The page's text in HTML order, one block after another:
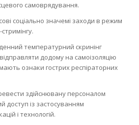
самоврядування.
соціально значемі заходи в режим
температурний скринінг
додому на самоізоляцію
мають ознаки гострих респіраторних
здійснювану персоналом
доступ із застосуванням
і технологій.